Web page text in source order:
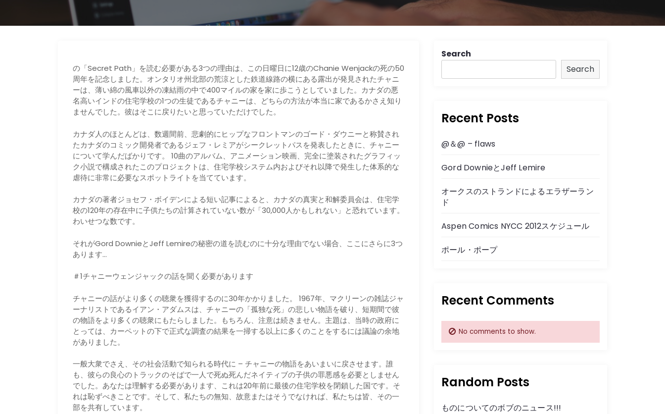
の「Secret Path」を読む必要がある3つの理由は、この日曜日に12歳のChanie Wenjackの死の50
周年を記念しました。オンタリオ州北部の荒涼とした鉄道線路の横にある露出が発見されたチャニ
ーは、薄い綿の風車以外の凍結雨の中で400マイルの家を家に歩こうとしていました。カナダの悪
名高いインドの住宅学校の1つの生徒であるチャニーは、どちらの方法が本当に家であるかさえ知り
ませんでした。彼はそこに戻りたいと思っていただけでした。
カナダ人のほとんどは、数週間前、悲劇的にヒップなフロントマンのゴード・ダウニーと称賛され
たカナダのコミック開発者であるジェフ・レミアがシークレットパスを発表したときに、チャニー
について学んだばかりです。 10曲のアルバム、アニメーション映画、完全に塗装されたグラフィッ
ク小説で構成されたこのプロジェクトは、住宅学校システム内およびそれ以降で発生した体系的な
虐待に非常に必要なスポットライトを当てています。
カナダの著者ジョセフ・ボイデンによる短い記事によると、カナダの真実と和解委員会は、住宅学
校の120年の存在中に子供たちの計算されていない数が「30,000人かもしれない」と恐れています。
わいせつな数です。
それがGord DownieとJeff Lemireの秘密の道を読むのに十分な理由でない場合、ここにさらに3つ
あります…
＃1チャニーウェンジャックの話を聞く必要があります
チャニーの話がより多くの聴衆を獲得するのに30年かかりました。 1967年、マクリーンの雑誌ジャ
ーナリストであるイアン・アダムスは、チャニーの「孤独な死」の悲しい物語を破り、短期間で彼
の物語をより多くの聴衆にもたらしました。もちろん、注意は続きません。主題は、当時の政府に
とっては、カーペットの下で正式な調査の結果を一掃する以上に多くのことをするには議論の余地
がありました。
一般大衆でさえ、その社会活動で知られる時代に – チャニーの物語をあいまいに戻させます。誰
も、彼らの良心のトラックのそばで一人で死ぬ死んだネイティブの子供の罪悪感を必要としません
でした。あなたは理解する必要があります、これは20年前に最後の住宅学校を閉鎖した国です。そ
れは恥ずべきことです。そして、私たちの無知、故意またはそうでなければ、私たちは皆、その一
部を共有しています。
Search
Search
Recent Posts
@＆@ – flaws
Gord DownieとJeff Lemire
オークスのストランドによるエラザーラン
ド
Aspen Comics NYCC 2012スケジュール
ポール・ポープ
Recent Comments
No comments to show.
Random Posts
ものについてのボブのニュース!!!